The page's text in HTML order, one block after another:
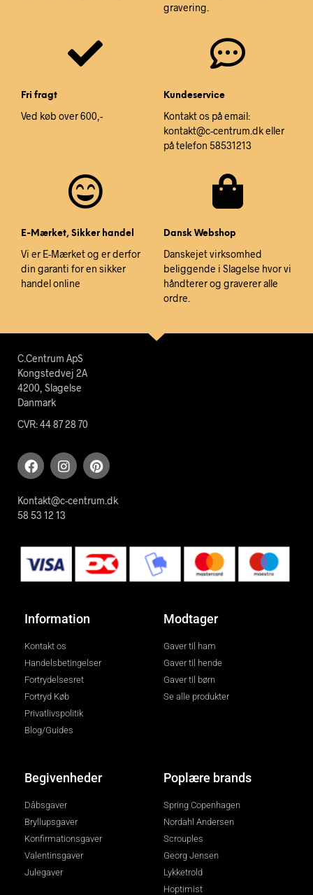
gravering.
Fri fragt
Ved køb over 600,-
Kundeservice
Kontakt os på email:
kontakt@c-centrum.dk eller
på telefon 58531213
E-Mærket, Sikker handel
Vi er E-Mærket og er derfor
din garanti for en sikker
handel online
Dansk Webshop
Danskejet virksomhed
beliggende i Slagelse hvor vi
håndterer og graverer alle
ordre.
C.Centrum ApS
Kongstedvej 2A
4200, Slagelse
Danmark
CVR: 44 87 28 70
Kontakt@c-centrum.dk
58 53 12 13
Information
Kontakt os
Handelsbetingelser
Fortrydelsesret
Fortryd Køb
Privatlivspolitik
Blog/Guides
Modtager
Gaver til ham
Gaver til hende
Gaver til børn
Se alle produkter
Begivenheder
Dåbsgaver
Bryllupsgaver
Konfirmationsgaver
Valentinsgaver
Julegaver
Poplære brands
Spring Copenhagen
Nordahl Andersen
Scrouples
Georg Jensen
Lykketrold
Hoptimist